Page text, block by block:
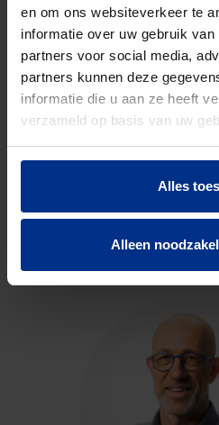
en om ons websiteverkeer te
informatie over uw gebruik
partners voor social media,
partners kunnen deze
informatie die u aan ze heeft
verzameld op basis van uw
Alles
Alleen
code
DOWNLOADS
Neem contact op met